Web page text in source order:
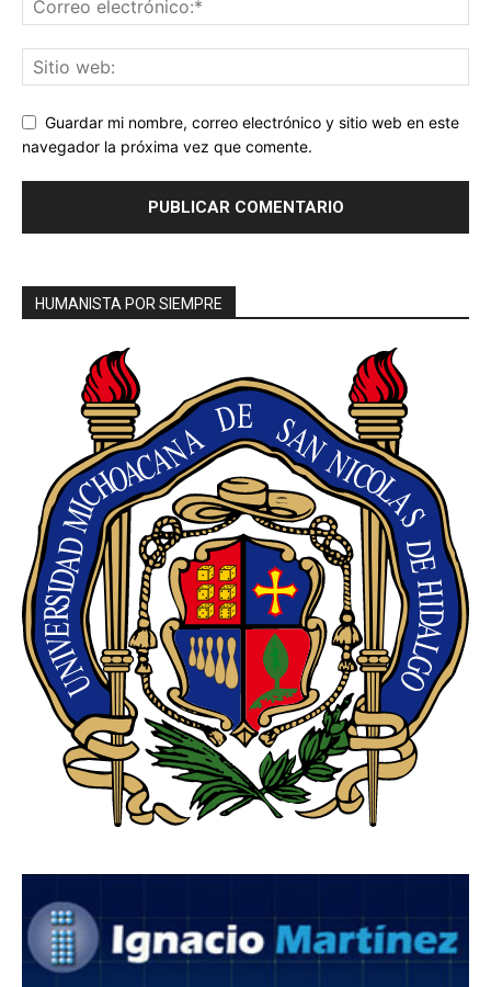
Guardar mi nombre, correo electrónico y sitio web en este
navegador la próxima vez que comente.
HUMANISTA POR SIEMPRE